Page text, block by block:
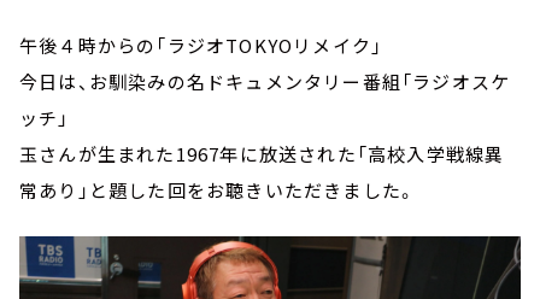
午後４時からの「ラジオTOKYOリメイク」
今日は、お馴染みの名ドキュメンタリー番組「ラジオスケ
ッチ」
玉さんが生まれた1967年に放送された「高校入学戦線異
常あり」と題した回をお聴きいただきました。